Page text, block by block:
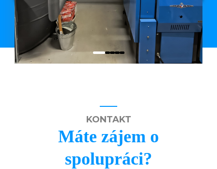
KONTAKT
Máte zájem o
spolupráci?